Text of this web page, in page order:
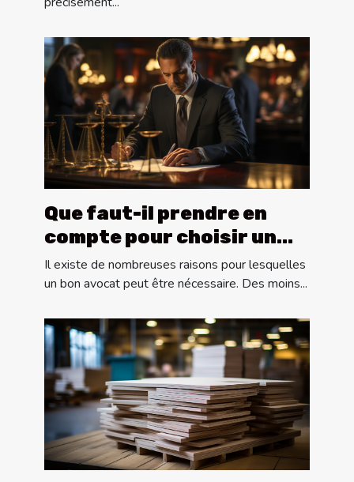
Que faut-il prendre en
compte pour choisir un
bon avocat ?
Il existe de nombreuses raisons pour lesquelles
un bon avocat peut être nécessaire. Des moins...